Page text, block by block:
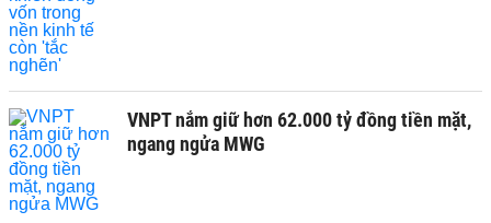
VNPT nắm giữ hơn 62.000 tỷ đồng tiền mặt,
ngang ngửa MWG